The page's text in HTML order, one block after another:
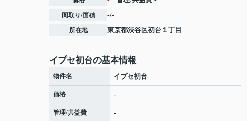
間取り/面積 -/-
所在地 東京都渋谷区初台 １丁目
イプセ初台の基本情報
物件名 イプセ初台
価格 -
管理/共益費 -